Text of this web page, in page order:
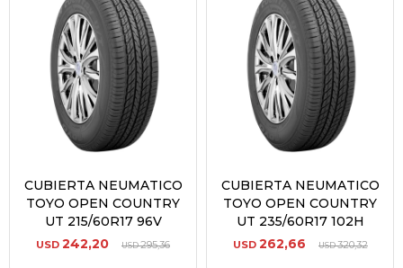
CUBIERTA NEUMATICO
TOYO OPEN COUNTRY
UT 215/60R17 96V
USD 242,20 USD295,36
CUBIERTA NEUMATICO
TOYO OPEN COUNTRY
UT 235/60R17 102H
USD 262,66 USD320,32